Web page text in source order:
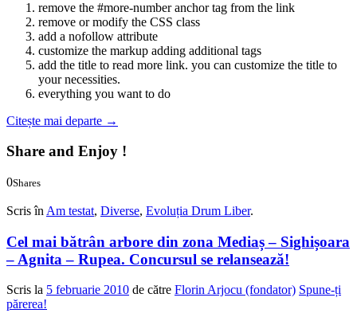
remove the #more-number anchor tag from the link
remove or modify the CSS class
add a nofollow attribute
customize the markup adding additional tags
add the title to read more link. you can customize the title to
your necessities.
everything you want to do
Citește mai departe →
Share and Enjoy !
0Shares
Scris înAm testat, Diverse, Evoluția Drum Liber.
Cel mai bătrân arbore din zona Mediaș – Sighișoara
– Agnita – Rupea. Concursul se relansează!
Scris la 5 februarie 2010 de către Florin Arjocu (fondator) Spune-ți
părerea!